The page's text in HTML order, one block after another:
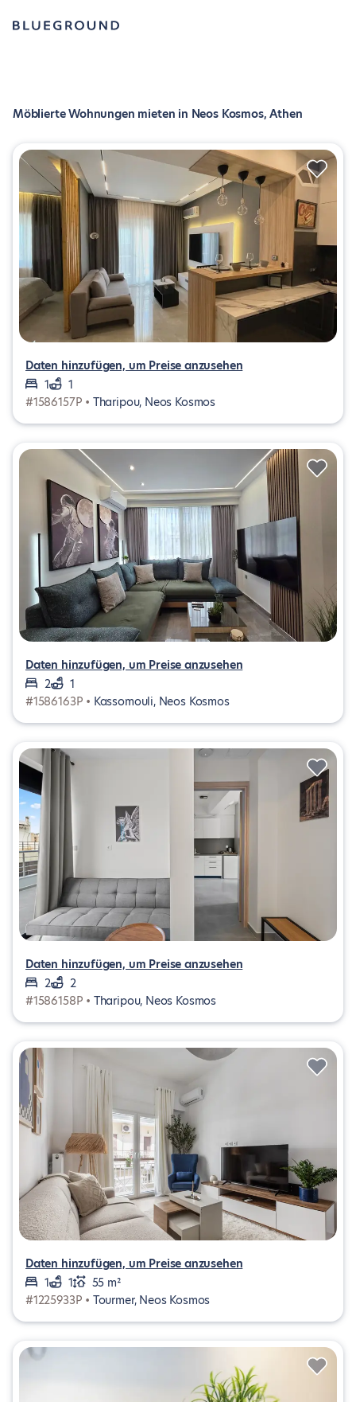
Möblierte Wohnungen mieten in Neos Kosmos, Athen
Daten hinzufügen, um Preise anzusehen
1
1
#1586157P • Tharipou, Neos Kosmos
Daten hinzufügen, um Preise anzusehen
2
1
#1586163P • Kassomouli, Neos Kosmos
Daten hinzufügen, um Preise anzusehen
2
2
#1586158P • Tharipou, Neos Kosmos
Daten hinzufügen, um Preise anzusehen
1
1
55 m²
#1225933P • Tourmer, Neos Kosmos